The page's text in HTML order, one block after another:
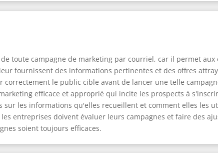
toute campagne de marketing par courriel, car il permet
fournissent des informations pertinentes et des offres
le public cible avant de lancer une telle
efficace et approprié qui incite les prospects à
sur les informations qu'elles recueillent et comment elles les
entreprises doivent évaluer leurs campagnes et faire des
soient toujours efficaces.